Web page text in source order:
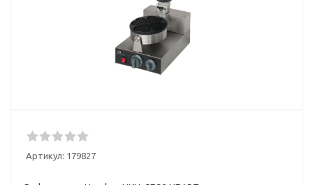
Артикул: 179827